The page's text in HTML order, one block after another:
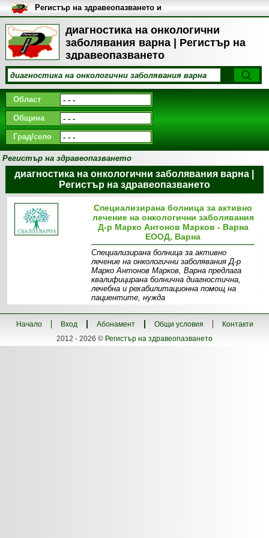
диагностика на онкологични
заболявания варна | Регистър на
здравеопазването
Регистър на здравеопазването и
медицинските заведения в
България
Област
Община
Град/село
Регистър на здравеопазването
диагностика на онкологични заболявания варна |
Регистър на здравеопазването
Специализирана болница за активно
лечение на онкологични заболявания
Д-р Марко Антонов Марков - Варна
ЕООД, Варна
Специализирана болница за активно
лечение на онкологични заболявания Д-р
Марко Антонов Марков, Варна предлага
квалифицирана болнична диагностична,
лечебна и рехабилитационна помощ на
пациентите, нужда
Начало Вход Абонамент Общи условия
Контакти
2012 - 2026 © Регистър на здравеопазването